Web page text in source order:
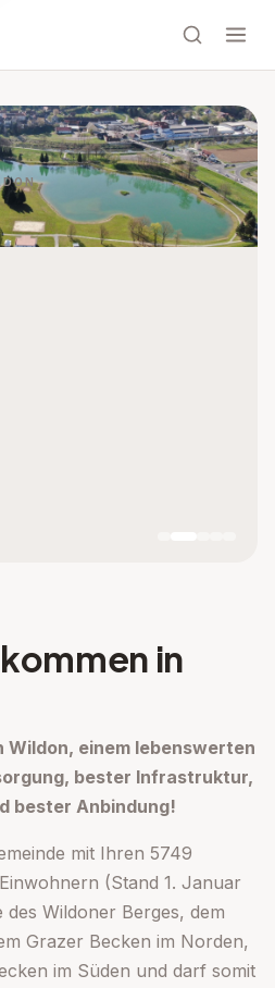
in
Wildon, einem lebenswerten
bester Infrastruktur,
bester Anbindung!
mit Ihren 5749
(Stand 1. Januar
des Wildoner Berges, dem
Grazer Becken im Norden,
im Süden und darf somit